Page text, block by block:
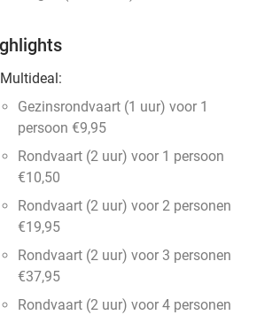
Multideal:
Gezinsrondvaart (1 uur) voor 1
persoon €9,95
Rondvaart (2 uur) voor 1 persoon
€10,50
Rondvaart (2 uur) voor 2 personen
€19,95
Rondvaart (2 uur) voor 3 personen
€37,95
Rondvaart (2 uur) voor 4 personen